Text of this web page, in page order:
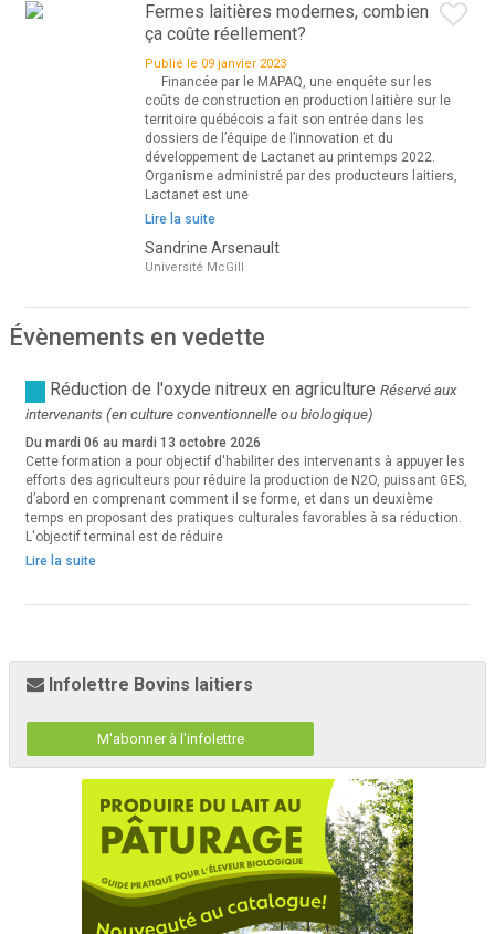
Fermes laitières modernes, combien
ça coûte réellement?
Publié le 09 janvier 2023
Financée par le MAPAQ, une enquête sur les
coûts de construction en production laitière sur le
territoire québécois a fait son entrée dans les
dossiers de l’équipe de l’innovation et du
développement de Lactanet au printemps 2022.
Organisme administré par des producteurs laitiers,
Lactanet est une
Lire la suite
Sandrine Arsenault
Université McGill
Évènements en vedette
Réduction de l'oxyde nitreux en agriculture Réservé aux
intervenants (en culture conventionnelle ou biologique)
Du mardi 06 au mardi 13 octobre 2026
Cette formation a pour objectif d'habiliter des intervenants à appuyer les
efforts des agriculteurs pour réduire la production de N2O, puissant GES,
d’abord en comprenant comment il se forme, et dans un deuxième
temps en proposant des pratiques culturales favorables à sa réduction.
L'objectif terminal est de réduire
Lire la suite
Infolettre Bovins laitiers
M'abonner à l'infolettre